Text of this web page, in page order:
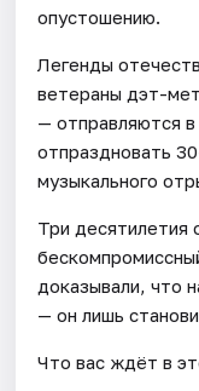
опустошению.
Легенды
ветераны дэт-
— отправляются
отпраздновать
музыкального
Три десятилетия
доказывали, что
— он лишь
Что вас ждёт в